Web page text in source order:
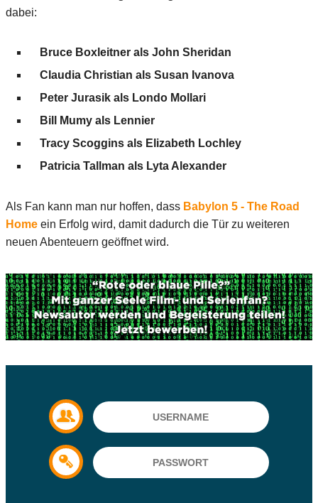
dabei:
Bruce Boxleitner als John Sheridan
Claudia Christian als Susan Ivanova
Peter Jurasik als Londo Mollari
Bill Mumy als Lennier
Tracy Scoggins als Elizabeth Lochley
Patricia Tallman als Lyta Alexander
Als Fan kann man nur hoffen, dass Babylon 5 - The Road
Home ein Erfolg wird, damit dadurch die Tür zu weiteren
neuen Abenteuern geöffnet wird.